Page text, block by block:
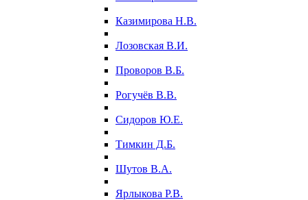
Казимирова Н.В.
Лозовская В.И.
Проворов В.Б.
Рогучёв В.В.
Сидоров Ю.Е.
Тимкин Д.Б.
Шутов В.А.
Ярлыкова Р.В.